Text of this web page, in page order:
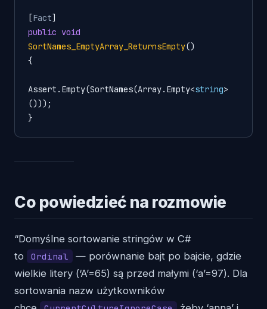
[Fact
public void
SortNames_EmptyArray_ReturnsEmpty()
{
Assert.Empty(SortNames(Array.Empty<string>
()));
Co powiedzieć na rozmowie
“Domyślne sortowanie stringów w C#
to
Ordinal
— porównanie bajt po bajcie, gdzie
wielkie litery (‘A’=65) są przed małymi (‘a’=97). Dla
sortowania nazw użytkowników